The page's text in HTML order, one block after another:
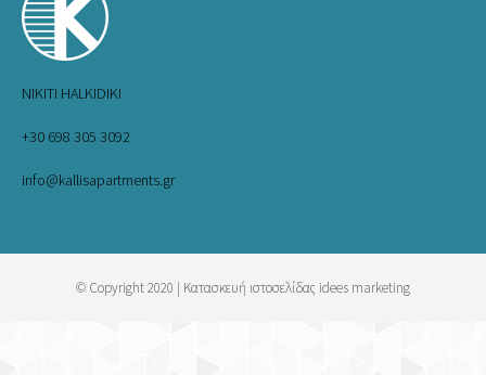
NIKITI HALKIDIKI
+30 698 305 3092
info@kallisapartments.gr
© Copyright 2020 | Κατασκευή ιστοσελίδας idees marketing